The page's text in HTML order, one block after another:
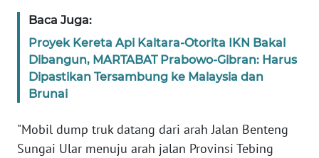
Baca Juga:
Proyek Kereta Api Kaltara-Otorita IKN Bakal
Dibangun, MARTABAT Prabowo-Gibran: Harus
Dipastikan Tersambung ke Malaysia dan
Brunai
"Mobil dump truk datang dari arah Jalan Benteng
Sungai Ular menuju arah jalan Provinsi Tebing
WN
SULTENG
WN
SULBAR
WN
BABEL